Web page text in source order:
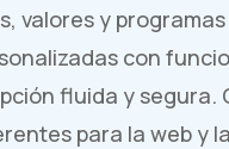
valores y
con
fluida y
para la web y